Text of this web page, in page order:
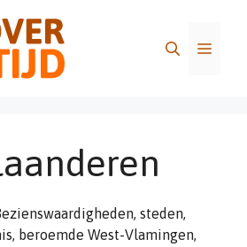
Menu
steden,
beroemde West-Vlamingen,